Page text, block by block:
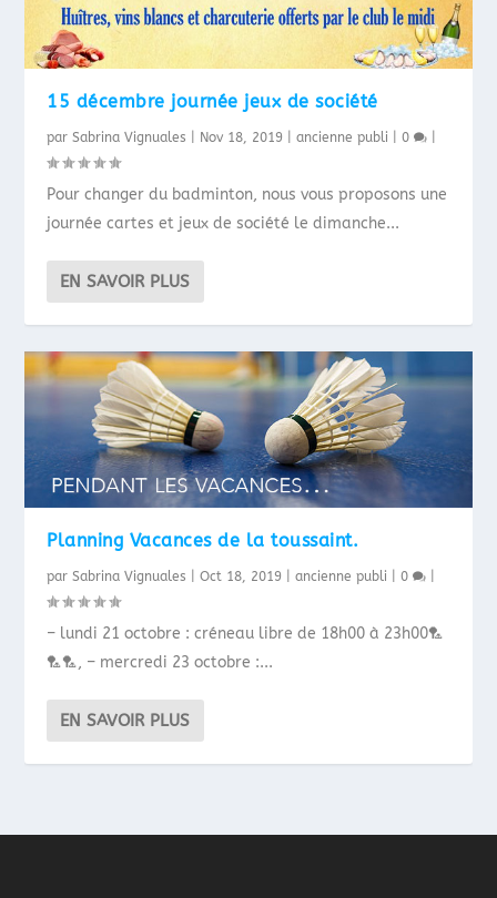
15 décembre journée jeux de société
parSabrina Vignuales Nov 18, 2019 |ancienne publi |0
Pour changer du badminton, nous vous proposons une
journée cartes et jeux de société le dimanche...
EN SAVOIR PLUS
Planning Vacances de la toussaint.
parSabrina Vignuales |Oct 18, 2019 |ancienne publi |0
– lundi 21 octobre : créneau libre de 18h00 à 23h00🏸
🏸🏸, – mercredi 23 octobre :...
EN SAVOIR PLUS